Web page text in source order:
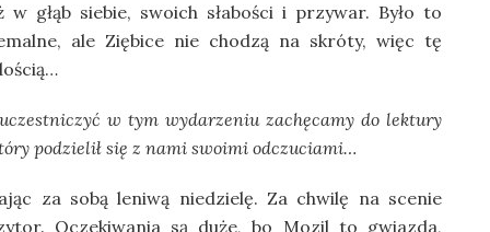
głąb siebie, swoich słabości i przywar. Było to
ale Ziębice nie chodzą na skróty, więc tę
w tym wydarzeniu zachęcamy do lektury
podzielił się z nami swoimi odczuciami…
za sobą leniwą niedzielę. Za chwilę na scenie
Oczekiwania są duże, bo Mozil to gwiazda,